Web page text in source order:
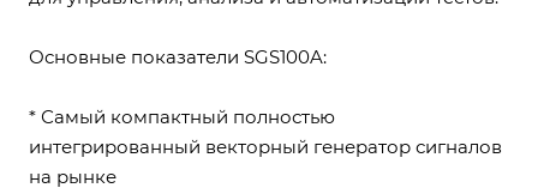
Основные показатели SGS100A:
* Самый компактный полностью
интегрированный векторный генератор сигналов
на рынке